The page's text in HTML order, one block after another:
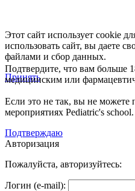
Этот сайт использует cookie
использовать сайт, вы даете
файлами и сбор данных.
Принять
Подтвердите, что вам больше
медицинским или
Если это не так, вы не можете
мероприятиях Pediatric's school.
Подтверждаю
Авторизация
Пожалуйста, авторизуйтесь:
Логин (e-mail):